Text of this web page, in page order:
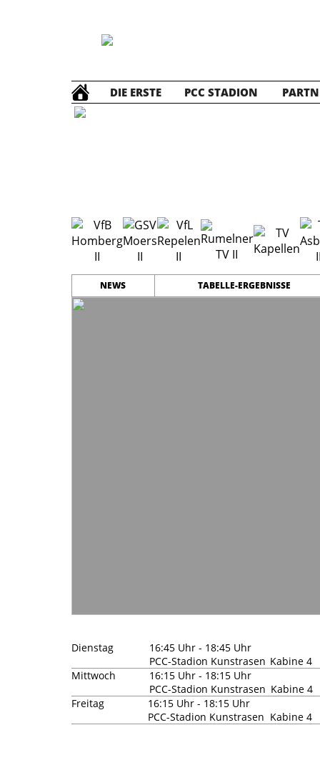
DIE ERSTE PCC STADION
NEWS TABELLE-ERGEBNISSE
Dienstag
16:45 Uhr - 18:45 Uhr
PCC-Stadion Kunstrasen Kabine 4
Mittwoch
16:15 Uhr - 18:15 Uhr
PCC-Stadion Kunstrasen Kabine 4
Freitag
16:15 Uhr - 18:15 Uhr
PCC-Stadion Kunstrasen Kabine 4